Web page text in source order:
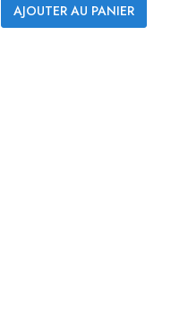
 Aperçu rapide
AJOUTER AU PANIER